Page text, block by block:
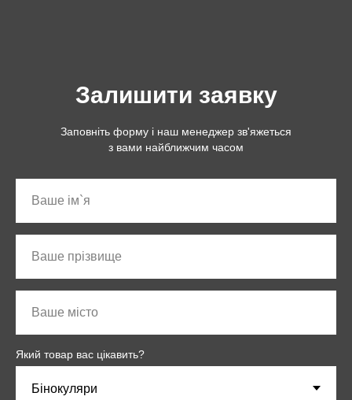
Залишити заявку
Заповніть форму і наш менеджер зв'яжеться
з вами найближчим часом
Який товар вас цікавить?